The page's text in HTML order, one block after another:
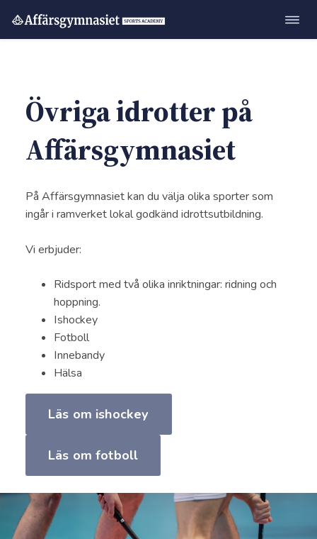
Hoppa
Övriga idrotter på
Affärsgymnasiet
På Affärsgymnasiet kan du välja olika sporter som
ingår i ramverket lokal godkänd idrottsutbildning.
Vi erbjuder:
Ridsport med två olika inriktningar: ridning och
hoppning.
Ishockey
Fotboll
Innebandy
Hälsa
Läs om ishockey
Läs om fotboll